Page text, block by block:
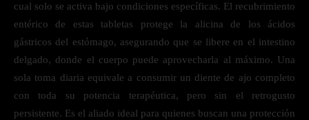
cual solo se activa bajo condiciones específicas. El recubrimiento
entérico de estas tabletas protege la alicina de los ácidos
gástricos del estómago, asegurando que se libere en el intestino
delgado, donde el cuerpo puede aprovecharla al máximo. Una
sola toma diaria equivale a consumir un diente de ajo completo
con toda su potencia terapéutica, pero sin el retrogusto
persistente. Es el aliado ideal para quienes buscan una protección